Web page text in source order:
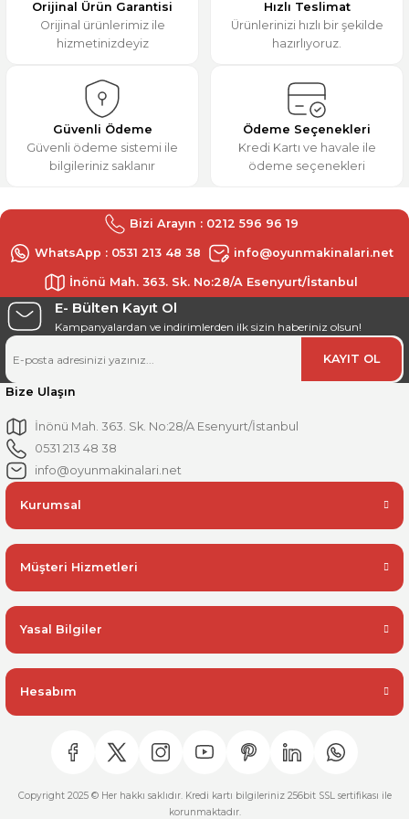
Ürün bilgilerinde hatalar bulunuyor.
Ürün fiyatı diğer sitelerden daha pahalı.
Bu ürüne benzer farklı alternatifler olmalı.
Deneyimini Paylaş
Orijinal Ürün Garantisi
Orijinal ürünlerimiz ile
hizmetinizdeyiz
Hızlı Teslimat
Ürünlerinizi hızlı bir şekilde
hazırlıyoruz.
Güvenli Ödeme
Güvenli ödeme sistemi ile
bilgileriniz saklanır
Ödeme Seçenekleri
Kredi Kartı ve havale ile
ödeme seçenekleri
Bizi Arayın : 0212 596 96 19
WhatsApp : 0531 213 48 38 info@oyunmakinalari.net
İnönü Mah. 363. Sk. No:28/A Esenyurt/İstanbul
E- Bülten Kayıt Ol
Kampanyalardan ve indirimlerden ilk sizin haberiniz olsun!
KAYIT OL
Bize Ulaşın
İnönü Mah. 363. Sk. No:28/A Esenyurt/İstanbul
0531 213 48 38
info@oyunmakinalari.net
Kurumsal
Müşteri Hizmetleri
Yasal Bilgiler
Hesabım
Copyright 2025 © Her hakkı saklıdır. Kredi kartı bilgileriniz 256bit SSL sertifikası ile
korunmaktadır.